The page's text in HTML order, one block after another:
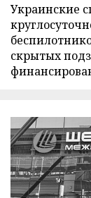
Украинские
скрытых